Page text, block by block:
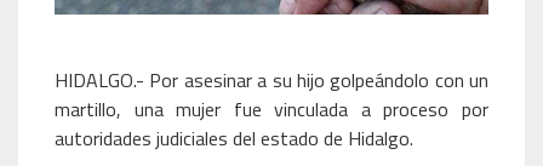
HIDALGO.- Por asesinar a su hijo golpeándolo con un
martillo, una mujer fue vinculada a proceso por
autoridades judiciales del estado de Hidalgo.